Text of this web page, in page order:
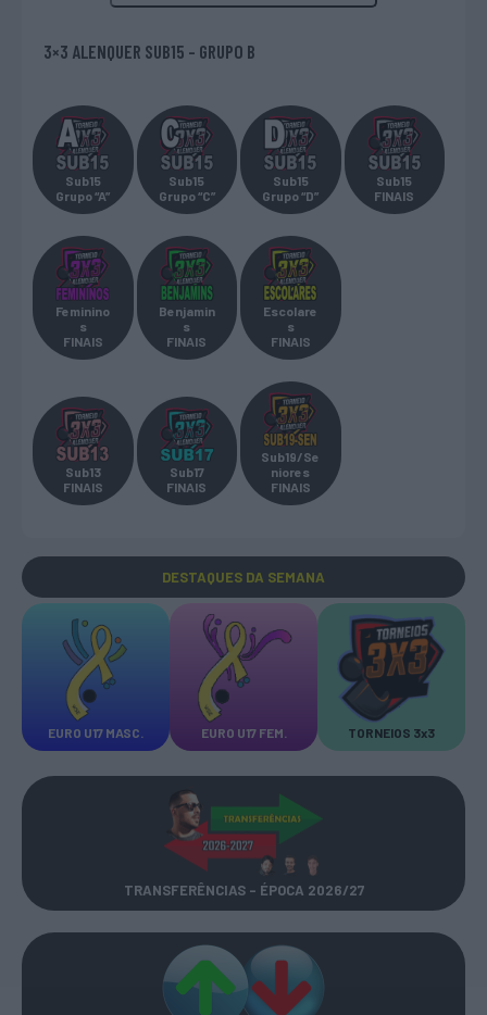
3×3 ALENQUER SUB15 - GRUPO B
Sub15
Grupo “A”
Sub15
Grupo “C”
Sub15
Grupo “D”
Sub15
FINAIS
Feminino
s
FINAIS
Benjamin
s
FINAIS
Escolare
s
FINAIS
Sub13
FINAIS
Sub17
FINAIS
Sub19/Se
niores
FINAIS
DESTAQUES DA SEMANA
EURO U17 MASC. EURO U17 FEM. TORNEIOS 3x3
TRANSFERÊNCIAS - ÉPOCA 2026/27